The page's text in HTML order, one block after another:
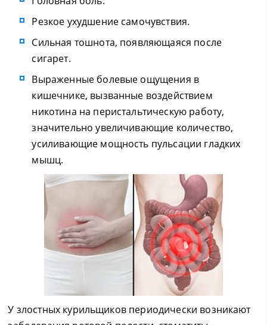
Резкое ухудшение самочувствия.
Сильная тошнота, появляющаяся после
сигарет.
Выраженные болевые ощущения в
кишечнике, вызванные воздействием
никотина на перистальтическую работу,
значительно увеличивающие количество,
усиливающие мощность пульсации гладких
мышц.
У злостных курильщиков периодически возникают